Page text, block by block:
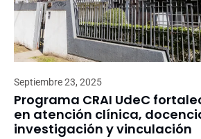
Septiembre 23, 2025
Programa CRAI UdeC
en atención clínica,
investigación y vinculación